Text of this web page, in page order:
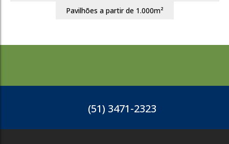
Pavilhões a partir de 1.000m²
(51) 3471-2323